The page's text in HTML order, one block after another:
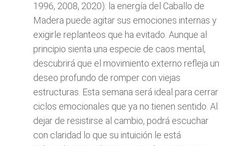
1996, 2008, 2020): la energía del Caballo de
Madera puede agitar sus emociones internas y
exigirle replanteos que ha evitado. Aunque al
principio sienta una especie de caos mental,
descubrirá que el movimiento externo refleja un
deseo profundo de romper con viejas
estructuras. Esta semana será ideal para cerrar
ciclos emocionales que ya no tienen sentido. Al
dejar de resistirse al cambio, podrá escuchar
con claridad lo que su intuición le está